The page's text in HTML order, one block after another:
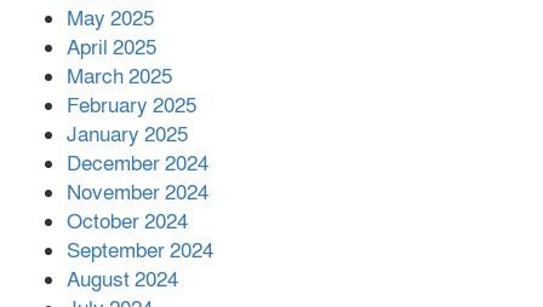
সহায়তা দিলেন সাচিং প্রু জেরী
May 2025
April 2025
March 2025
February 2025
January 2025
December 2024
November 2024
October 2024
September 2024
August 2024